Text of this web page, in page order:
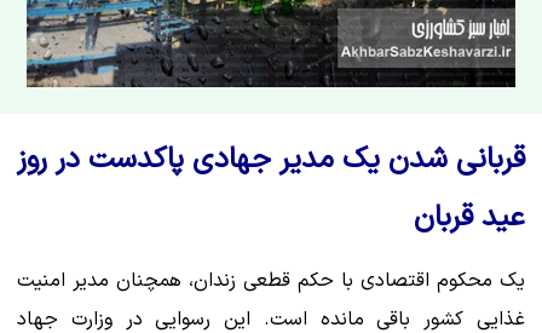
قربانی شدن یک مدیر جهادی پاکدست در روز
عید قربان
یک محکوم اقتصادی با حکم قطعی زندان، همچنان مدیر امنیت
غذایی کشور باقی مانده است. این رسوایی در وزارت جهاد